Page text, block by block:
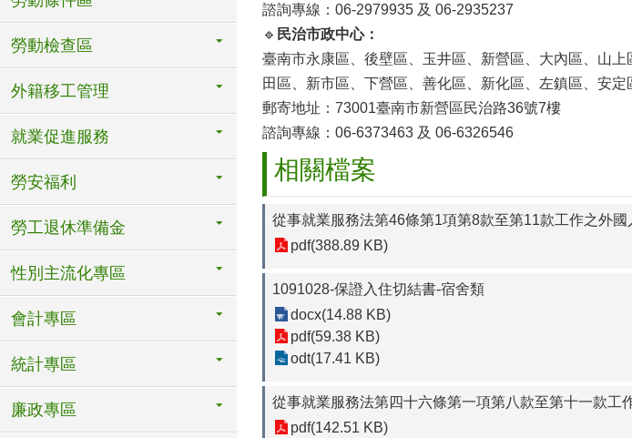
勞動檢查區
外籍移工管理
就業促進服務
勞安福利
勞工退休準備金
性別主流化專區
會計專區
統計專區
廉政專區
諮詢專線：06-2979935 及 06-2935237
🔹 民治市政中心：
臺南市永康區、後壁區、玉井區、新營區、大內區、山
田區、新市區、下營區、善化區、新化區、左鎮區、安
郵寄地址：73001臺南市新營區民治路36號7樓
諮詢專線：06-6373463 及 06-6326546
相關檔案
從事就業服務法第46條第1項第8款至第11款工作之外
pdf(388.89 KB)
1091028-保證入住切結書-宿舍類
docx(14.88 KB)
pdf(59.38 KB)
odt(17.41 KB)
從事就業服務法第四十六條第一項第八款至第十一款工
pdf(142.51 KB)